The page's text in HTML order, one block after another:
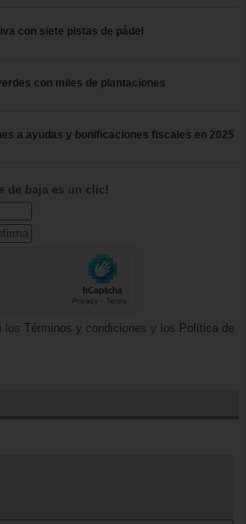
con siete pistas de pádel
con miles de plantaciones
a ayudas y bonificaciones fiscales en 2025
de baja es un clic!
losTérminos y condicionesy los Política de